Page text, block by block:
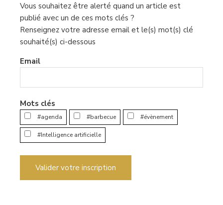
Vous souhaitez être alerté quand un article est
publié avec un de ces mots clés ?
Renseignez votre adresse email et le(s) mot(s) clé
souhaité(s) ci-dessous
Email
Mots clés
#agenda #barbecue #évènement
#Intelligence artificielle
Valider votre inscription